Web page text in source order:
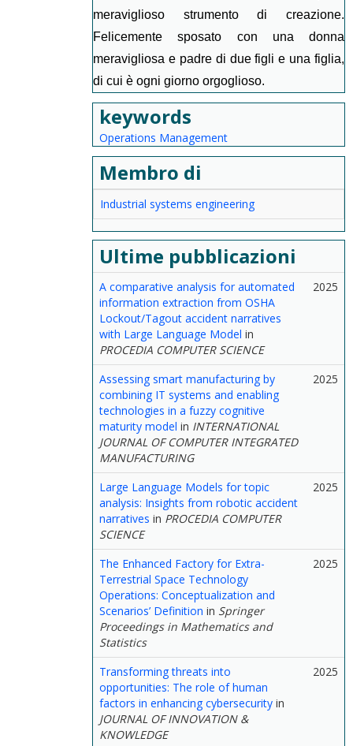
meraviglioso strumento di creazione.
Felicemente sposato con una donna
meravigliosa e padre di due figli e una figlia,
di cui è ogni giorno orgoglioso.
keywords
Operations Management
Membro di
Industrial systems engineering
Ultime pubblicazioni
A comparative analysis for automated
information extraction from OSHA
Lockout/Tagout accident narratives
with Large Language Model in
PROCEDIA COMPUTER SCIENCE
2025
Assessing smart manufacturing by
combining IT systems and enabling
technologies in a fuzzy cognitive
maturity model in INTERNATIONAL
JOURNAL OF COMPUTER INTEGRATED
MANUFACTURING
2025
Large Language Models for topic
analysis: Insights from robotic accident
narratives in PROCEDIA COMPUTER
SCIENCE
2025
The Enhanced Factory for Extra-
Terrestrial Space Technology
Operations: Conceptualization and
Scenarios’ Definition in Springer
Proceedings in Mathematics and
Statistics
2025
Transforming threats into
opportunities: The role of human
factors in enhancing cybersecurity in
JOURNAL OF INNOVATION &
KNOWLEDGE
2025